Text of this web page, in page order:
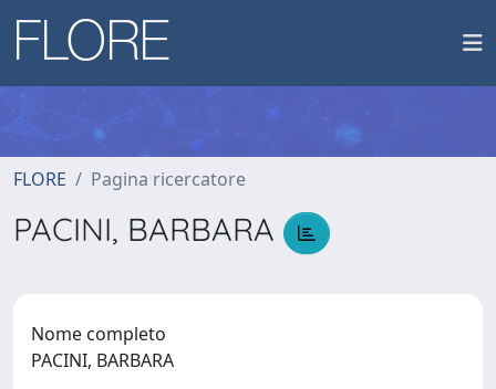
FLORE Pagina ricercatore
PACINI, BARBARA
Nome completo
PACINI, BARBARA